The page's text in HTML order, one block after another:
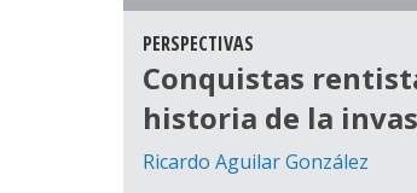
PERSPECTIVAS
Conquistas
historia de la
Ricardo Aguilar González